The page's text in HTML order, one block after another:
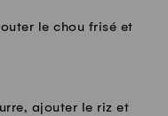
le chou frisé et
ajouter le riz et